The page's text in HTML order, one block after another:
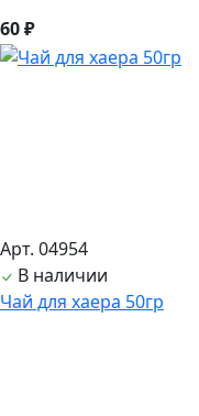
60 ₽
Арт. 04954
В наличии
Чай для хаера 50гр